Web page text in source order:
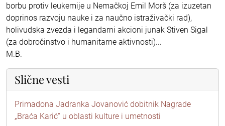
borbu protiv leukemije u Nemačkoj Emil Morš (za izuzetan
doprinos razvoju nauke i za naučno istraživački rad),
holivudska zvezda i legandarni akcioni junak Stiven Sigal
(za dobročinstvo i humanitarne aktivnosti)...
M.B.
Slične vesti
Primadona Jadranka Jovanović dobitnik Nagrade
„Braća Karić“ u oblasti kulture i umetnosti